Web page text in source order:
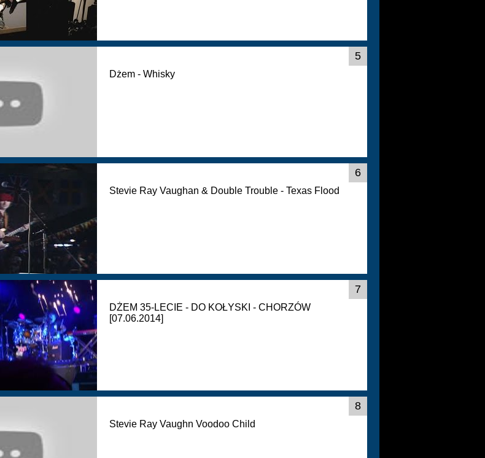
5
Dżem - Whisky
6
Stevie Ray Vaughan & Double Trouble - Texas Flood
7
DŻEM 35-LECIE - DO KOŁYSKI - CHORZÓW
[07.06.2014]
8
Stevie Ray Vaughn Voodoo Child